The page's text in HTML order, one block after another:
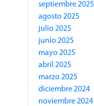
septiembre 2025
agosto 2025
julio 2025
junio 2025
mayo 2025
abril 2025
marzo 2025
diciembre 2024
noviembre 2024